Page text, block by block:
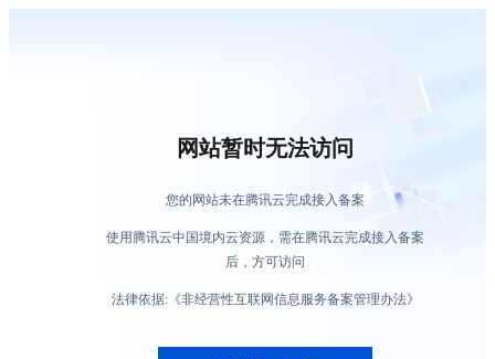
网站暂时无法访问
您的网站未在腾讯云完成接入备案
使用腾讯云中国境内云资源，需在腾讯云完成接入备案
后，方可访问
法律依据:《非经营性互联网信息服务备案管理办法》